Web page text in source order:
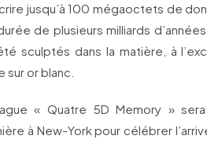
jusqu’à 100 mégaoctets de
de plusieurs milliards
sculptés dans la matière, à
sur or blanc.
« Quatre 5D Memory »
à New-York pour célébrer